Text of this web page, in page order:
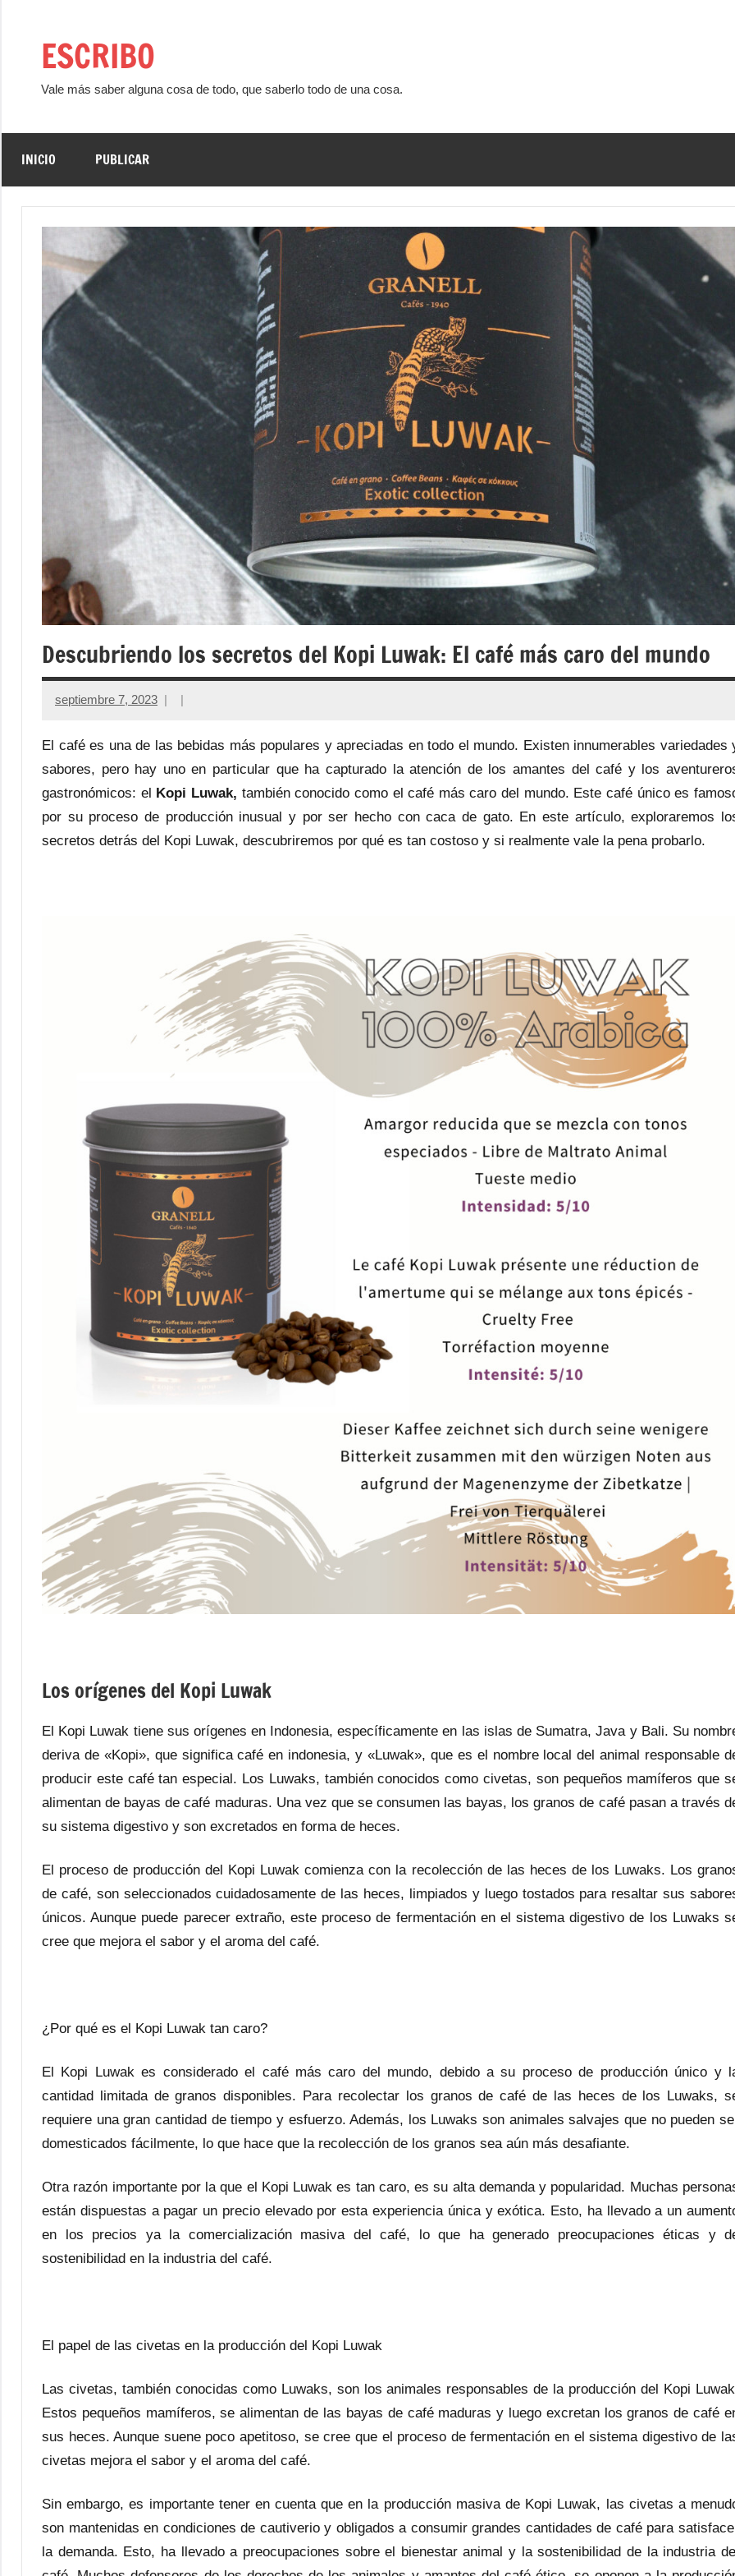
contenidoESCRIBO
Vale más saber alguna cosa de todo, que saberlo todo de una cosa.
INICIO PUBLICAR
Descubriendo los secretos del Kopi Luwak: El café más caro del mundo
septiembre 7, 2023
El café es una de las bebidas más populares y apreciadas en todo el mundo. Existen innumerables variedades
sabores, pero hay uno en particular que ha capturado la atención de los amantes del café y los
gastronómicos: el Kopi Luwak, también conocido como el café más caro del mundo. Este café único es
por su proceso de producción inusual y por ser hecho con caca de gato. En este artículo, exploraremos
secretos detrás del Kopi Luwak, descubriremos por qué es tan costoso y si realmente vale la pena probarlo.
Los orígenes del Kopi Luwak
El Kopi Luwak tiene sus orígenes en Indonesia, específicamente en las islas de Sumatra, Java y Bali. Su
deriva de «Kopi», que significa café en indonesia, y «Luwak», que es el nombre local del animal responsable
producir este café tan especial. Los Luwaks, también conocidos como civetas, son pequeños mamíferos que
alimentan de bayas de café maduras. Una vez que se consumen las bayas, los granos de café pasan a través
su sistema digestivo y son excretados en forma de heces.
El proceso de producción del Kopi Luwak comienza con la recolección de las heces de los Luwaks. Los
de café, son seleccionados cuidadosamente de las heces, limpiados y luego tostados para resaltar sus
únicos. Aunque puede parecer extraño, este proceso de fermentación en el sistema digestivo de los Luwaks
cree que mejora el sabor y el aroma del café.
¿Por qué es el Kopi Luwak tan caro?
El Kopi Luwak es considerado el café más caro del mundo, debido a su proceso de producción único y
cantidad limitada de granos disponibles. Para recolectar los granos de café de las heces de los Luwaks,
requiere una gran cantidad de tiempo y esfuerzo. Además, los Luwaks son animales salvajes que no pueden
domesticados fácilmente, lo que hace que la recolección de los granos sea aún más desafiante.
Otra razón importante por la que el Kopi Luwak es tan caro, es su alta demanda y popularidad. Muchas
están dispuestas a pagar un precio elevado por esta experiencia única y exótica. Esto, ha llevado a un
en los precios ya la comercialización masiva del café, lo que ha generado preocupaciones éticas y
sostenibilidad en la industria del café.
El papel de las civetas en la producción del Kopi Luwak
Las civetas, también conocidas como Luwaks, son los animales responsables de la producción del Kopi
Estos pequeños mamíferos, se alimentan de las bayas de café maduras y luego excretan los granos de café
sus heces. Aunque suene poco apetitoso, se cree que el proceso de fermentación en el sistema digestivo de
civetas mejora el sabor y el aroma del café.
Sin embargo, es importante tener en cuenta que en la producción masiva de Kopi Luwak, las civetas a
son mantenidas en condiciones de cautiverio y obligados a consumir grandes cantidades de café para
la demanda. Esto, ha llevado a preocupaciones sobre el bienestar animal y la sostenibilidad de la industria